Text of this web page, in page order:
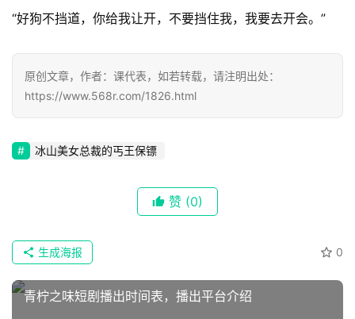
“好狗不挡道，你给我让开，不要挡住我，我要去开会。”
原创文章，作者：课代表，如若转载，请注明出处：
https://www.568r.com/1826.html
冰山美女总裁的丐王保镖
赞 (0)
0
生成海报
青柠之味短剧播出时间表，播出平台介绍